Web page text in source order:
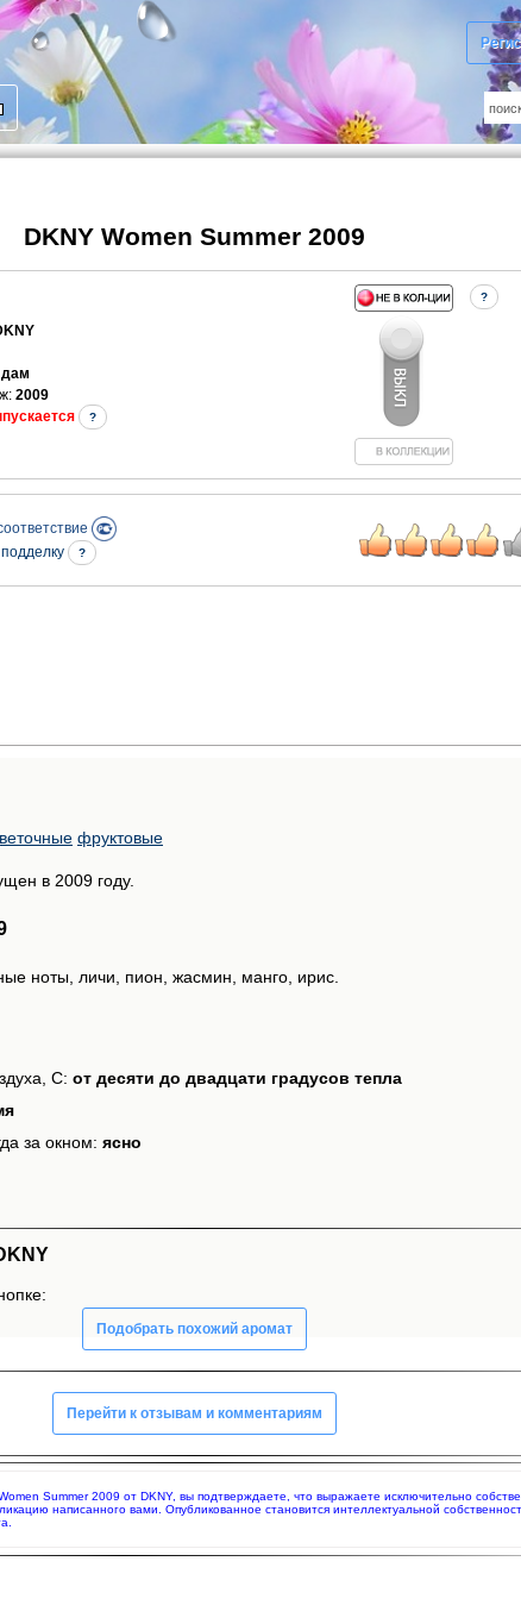
DKNY Women Summer 2009
2009
?
?
?
фруктовые
в 2009 году.
ноты, личи, пион, жасмин, манго, ирис.
С: от десяти до двадцати градусов тепла
за окном: ясно
Подобрать похожий аромат
Перейти к отзывам и комментариям
Summer 2009 от DKNY, вы подтверждаете, что выражаете исключительно
написанного вами. Опубликованное становится интеллектуальной